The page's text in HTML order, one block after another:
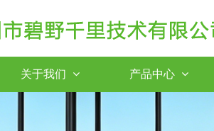
关于我们 产品中心